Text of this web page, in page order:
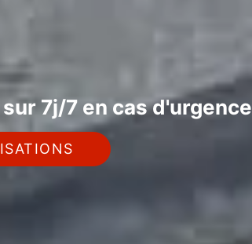
7j/7 en cas d'urgence